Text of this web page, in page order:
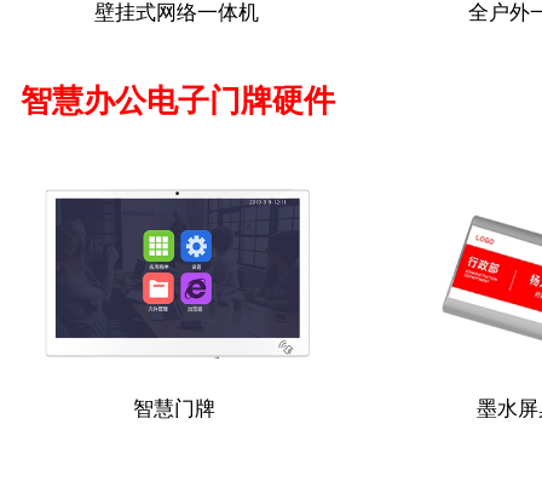
壁挂式网络一体机 全户外
智慧办公电子门牌硬件
智慧门牌 墨水